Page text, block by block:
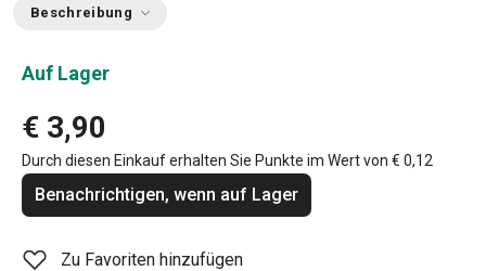
Beschreibung
Auf Lager
€ 3,90
Durch diesen Einkauf erhalten Sie Punkte im Wert von € 0,12
Benachrichtigen, wenn auf Lager
Zu Favoriten hinzufügen